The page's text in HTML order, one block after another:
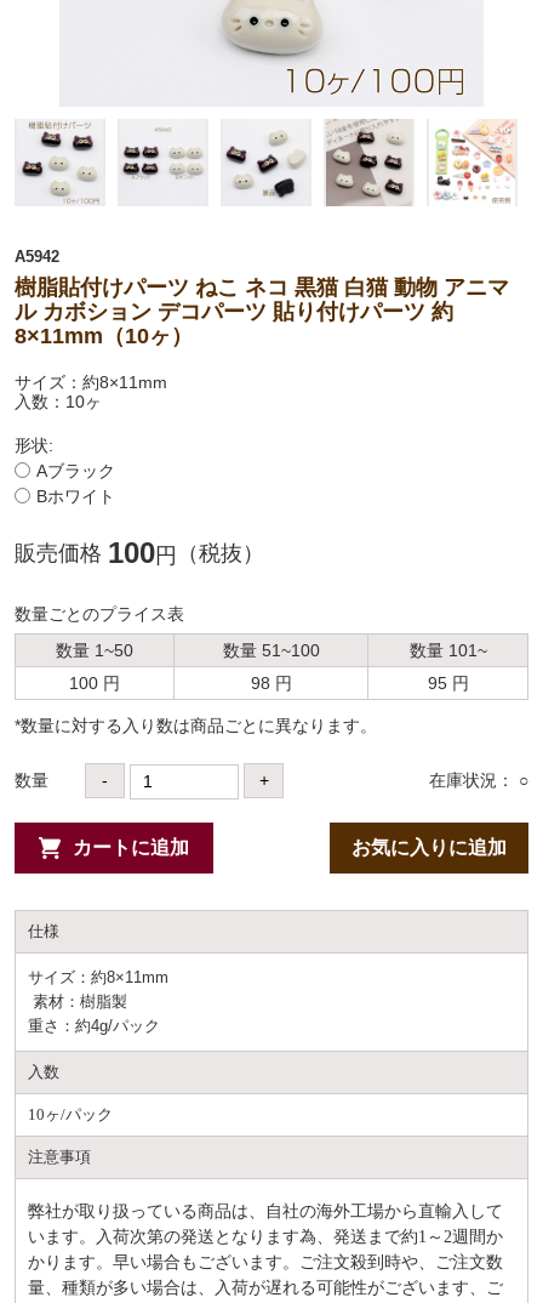
A5942
樹脂貼付けパーツ ねこ ネコ 黒猫 白猫 動物 アニマ
ル カボション デコパーツ 貼り付けパーツ 約
8×11mm（10ヶ）
サイズ：約8×11mm
入数：10ヶ
形状:
Aブラック
Bホワイト
販売価格 100円 （税抜）
数量ごとのプライス表
数量 1~50
数量 51~100
数量 101~
100 円
98 円 95 円
*数量に対する⼊り数は商品ごとに異なります。
数量 - + 在庫状況： ○
カートに追加 お気に入りに追加
仕様
サイズ：約8×11mm
素材：樹脂製
重さ：約4g/パック
入数
10ヶ/パック
注意事項
弊社が取り扱っている商品は、自社の海外工場から直輸入して
います。入荷次第の発送となります為、発送まで約1～2週間か
かります。早い場合もございます。ご注文殺到時や、ご注文数
量、種類が多い場合は、入荷が遅れる可能性がございます、ご